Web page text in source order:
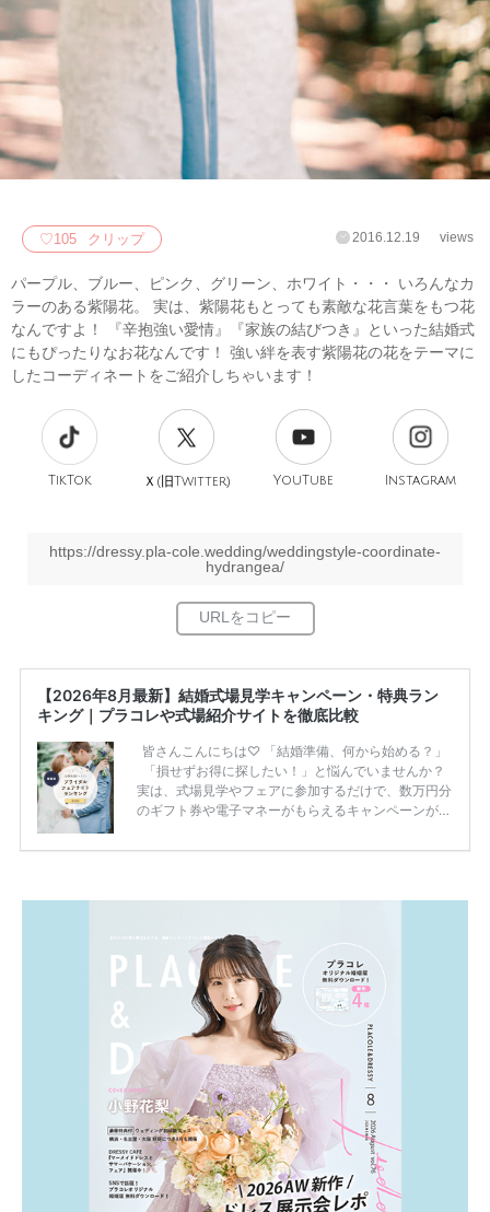
♡105 クリップ 2016.12.19 views
パープル、ブルー、ピンク、グリーン、ホワイト・・・ いろんなカ
ラーのある紫陽花。 実は、紫陽花もとっても素敵な花言葉をもつ花
なんですよ！ 『辛抱強い愛情』『家族の結びつき』といった結婚式
にもぴったりなお花なんです！ 強い絆を表す紫陽花の花をテーマに
したコーディネートをご紹介しちゃいます！
TikTok Ｘ(旧Twitter) YouTube Instagram
https://dressy.pla-cole.wedding/weddingstyle-coordinate-
hydrangea/
【2026年8月最新】結婚式場見学キャンペーン・特典ラン
キング｜プラコレや式場紹介サイトを徹底比較
皆さんこんにちは♡ 「結婚準備、何から始める？」
「損せずお得に探したい！」と悩んでいませんか？
実は、式場見学やフェアに参加するだけで、数万円分
のギフト券や電子マネーがもらえるキャンペーンがあ
ため、比較せずに選ぶと損をしてしまうことも……。
一番お得？」「プラコレの特典は？」といった疑問も
解決します。 まずは診断で候補を絞れる「ウェディ
ング診断」か、体験型 […]続きを読む